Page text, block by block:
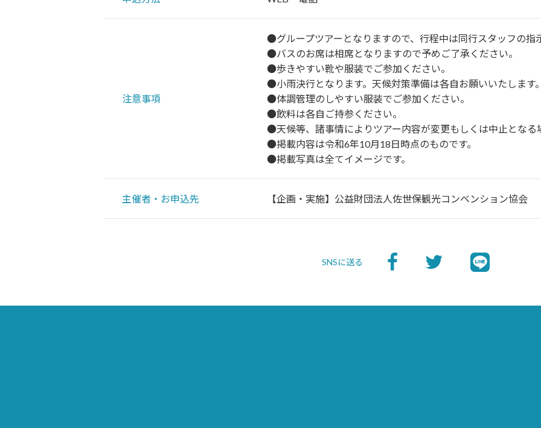
注意事項
●グループツアーとなりますので、行程中は同行スタッフの指
●バスのお席は相席となりますので予めご了承ください。
●歩きやすい靴や服装でご参加ください。
●小雨決行となります。天候対策準備は各自お願いいたします
●体調管理のしやすい服装でご参加ください。
●飲料は各自ご持参ください。
●天候等、諸事情によりツアー内容が変更もしくは中止となる
●掲載内容は令和6年10月18日時点のものです。
●掲載写真は全てイメージです。
主催者・お申込先 【企画・実施】公益財団法人佐世保観光コンベンション協会
SNSに送る